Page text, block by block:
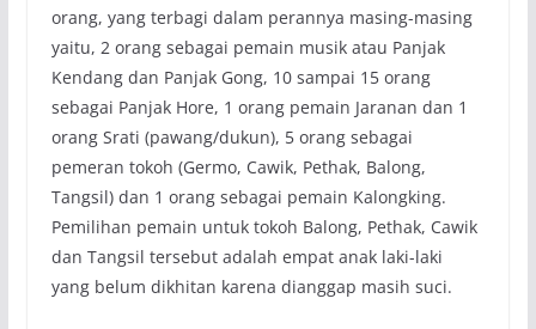
orang, yang terbagi dalam perannya masing-masing
yaitu, 2 orang sebagai pemain musik atau Panjak
Kendang dan Panjak Gong, 10 sampai 15 orang
sebagai Panjak Hore, 1 orang pemain Jaranan dan 1
orang Srati (pawang/dukun), 5 orang sebagai
pemeran tokoh (Germo, Cawik, Pethak, Balong,
Tangsil) dan 1 orang sebagai pemain Kalongking.
Pemilihan pemain untuk tokoh Balong, Pethak, Cawik
dan Tangsil tersebut adalah empat anak laki-laki
yang belum dikhitan karena dianggap masih suci.